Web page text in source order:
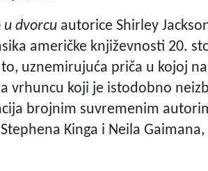
u dvorcu autorice Shirley
američke književnosti 20.
uznemirujuća priča u kojoj
vrhuncu koji je istodobno
brojnim suvremenim
Stephena Kinga i Neila